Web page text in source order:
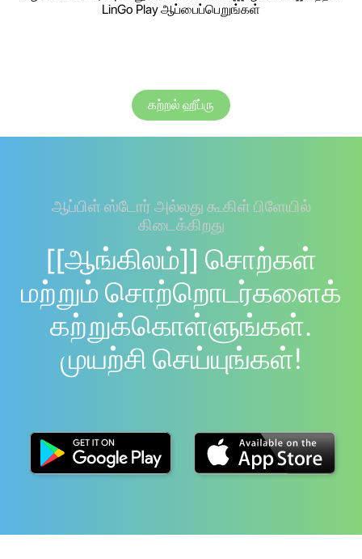
LinGo Play ஆப்பைப்பெறுங்கள்
கற்றல் ஹீப்ரு
ஆப்பிள் ஸ்டோர் அல்லது கூகிள் பிளேயில்
கிடைக்கிறது
[[ஆங்கிலம்]] சொற்கள்
மற்றும் சொற்றொடர்களைக்
கற்றுக்கொள்ளுங்கள்.
முயற்சி செய்யுங்கள்!